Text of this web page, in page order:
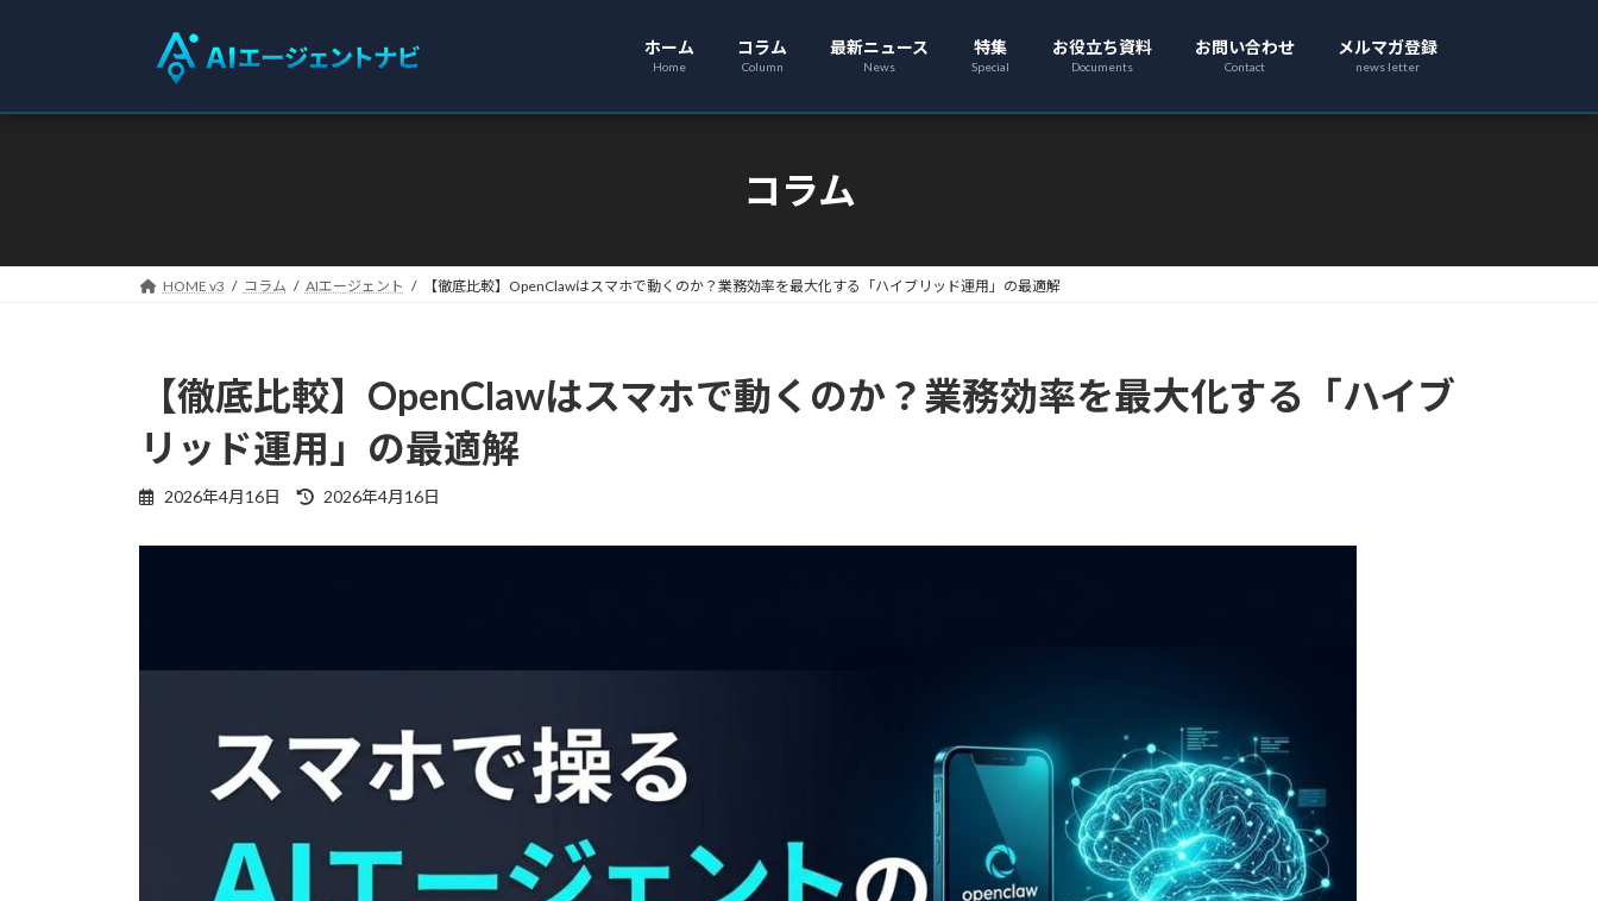
プ
動
ホーム
Home
コラム
Column
最新ニュース
News
特集
Special
お役立ち資料
Documents
お問い合わせ
Contact
メルマガ登録
news letter
コラム
HOME v3 コラム AIエージェント 【徹底比較】OpenClawはスマホで動くのか？業務効率を最大化する「ハイブリッド運用」の最適解
【徹底比較】OpenClawはスマホで動くのか？業務効率を最大化する「ハイブ
リッド運用」の最適解
2026年4月16日
最
更
2026年4月16日